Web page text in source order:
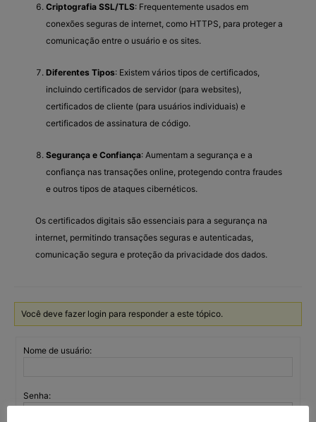
Criptografia SSL/TLS: Frequentemente usados em
conexões seguras de internet, como HTTPS, para proteger a
comunicação entre o usuário e os sites.
Diferentes Tipos: Existem vários tipos de certificados,
incluindo certificados de servidor (para websites),
certificados de cliente (para usuários individuais) e
certificados de assinatura de código.
Segurança e Confiança: Aumentam a segurança e a
confiança nas transações online, protegendo contra fraudes
e outros tipos de ataques cibernéticos.
Os certificados digitais são essenciais para a segurança na
internet, permitindo transações seguras e autenticadas,
comunicação segura e proteção da privacidade dos dados.
Você deve fazer login para responder a este tópico.
Nome de usuário:
Senha: